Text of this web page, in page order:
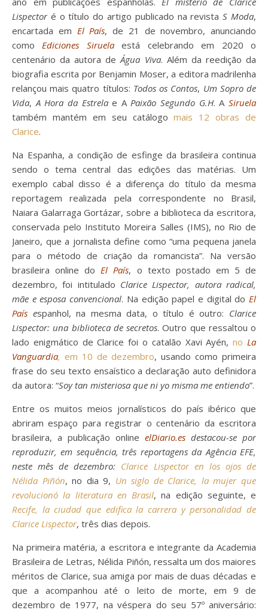
Lispectoré o título do artigo publicado na revistaS Moda,
encartada em El País, de 21 de novembro, anunciando
como Ediciones Siruelaestá celebrando em 2020 o
centenário da autora deÁgua Viva. Além da reedição da
biografia escrita por Benjamin Moser, a editora madrilenha
relançou mais quatro títulos: Todos os Contos, Um Sopro de
Vida, A Hora da Estrelae A Paixão Segundo G.H. ASiruela
também mantém em seu catálogomais 12 obras de
Clarice.
Na Espanha, a condição de esfinge da brasileira continua
sendo o tema central das edições das matérias. Um
exemplo cabal disso é a diferença do título da mesma
reportagem realizada pela correspondente no Brasil,
Naiara Galarraga Gortázar, sobre a biblioteca da escritora,
conservada pelo Instituto Moreira Salles (IMS), no Rio de
Janeiro, que a jornalista define como “uma pequena janela
para o método de criação da romancista”. Na versão
brasileira online do El País, o texto postado em 5 de
dezembro, foi intitulado Clarice Lispector, autora radical,
mãe e esposa convencional. Na edição papel e digital do El
País espanhol, na mesma data, o título é outro: Clarice
Lispector: una biblioteca de secretos. Outro que ressaltou o
lado enigmático de Clarice foi o catalão Xavi Ayén,no La
Vanguardia, em 10 de dezembro, usando como primeira
frase do seu texto ensaístico a declaração auto definidora
da autora: “Soy tan misteriosa que ni yo misma me entiendo”.
Entre os muitos meios jornalísticos do país ibérico que
abriram espaço para registrar o centenário da escritora
brasileira, a publicação online elDiario.es destacou-se por
reproduzir, em sequência, três reportagens da Agência EFE,
neste mês de dezembro: Clarice Lispector en los ojos de
Nélida Piñón, no dia 9, Un siglo de Clarice, la mujer que
revolucionó la literatura en Brasil, na edição seguinte, e
Recife, la ciudad que edifica la carrera y personalidad de
Clarice Lispector, três dias depois.
Na primeira matéria, a escritora e integrante da Academia
Brasileira de Letras, Nélida Piñón, ressalta um dos maiores
méritos de Clarice, sua amiga por mais de duas décadas e
que a acompanhou até o leito de morte, em 9 de
dezembro de 1977, na véspera do seu 57º aniversário: